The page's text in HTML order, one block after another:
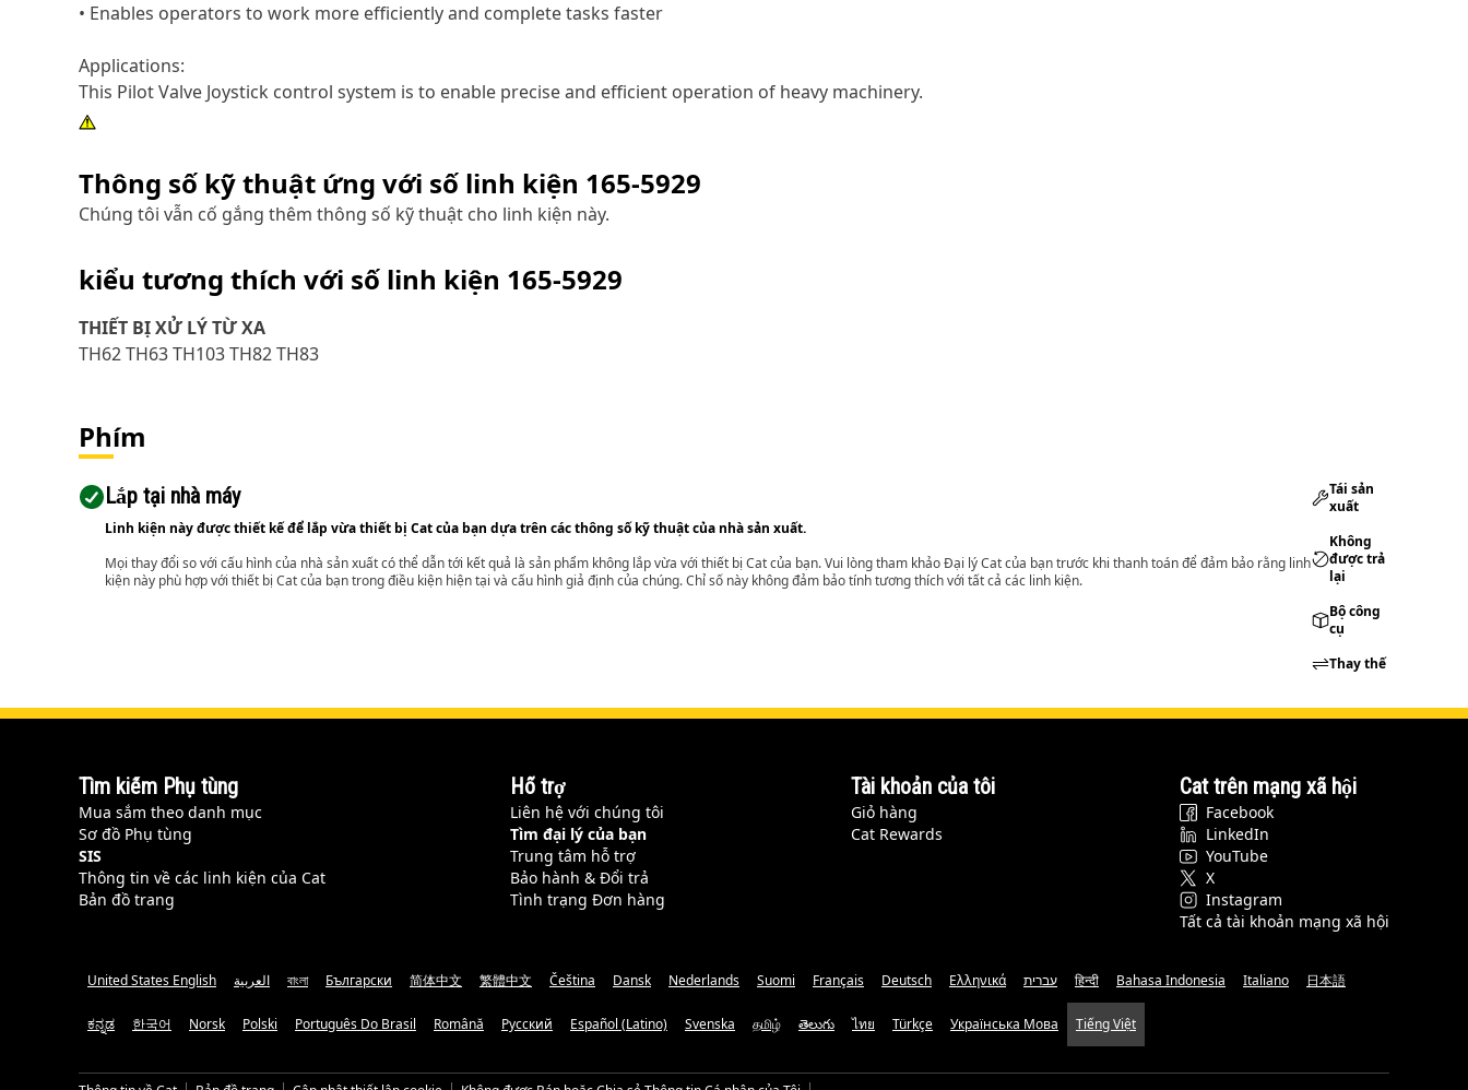
• Enables operators to work more efficiently and complete tasks faster
Applications:
This Pilot Valve Joystick control system is to enable precise and efficient operation of heavy machinery.
Thông số kỹ thuật ứng với số linh kiện 165-5929
Chúng tôi vẫn cố gắng thêm thông số kỹ thuật cho linh kiện này.
kiểu tương thích với số linh kiện 165-5929
THIẾT BỊ XỬ LÝ TỪ XA
TH62 TH63 TH103 TH82 TH83
Phím
Lắp tại nhà máy
Linh kiện này được thiết kế để lắp vừa thiết bị Cat của bạn dựa trên các thông số kỹ thuật của nhà sản xuất.
Mọi thay đổi so với cấu hình của nhà sản xuất có thể dẫn tới kết quả là sản phẩm không lắp vừa với thiết bị Cat của bạn. Vui lòng tham khảo Đại lý Cat của bạn trước khi thanh toán để đảm bảo rằng linh
kiện này phù hợp với thiết bị Cat của bạn trong điều kiện hiện tại và cấu hình giả định của chúng. Chỉ số này không đảm bảo tính tương thích với tất cả các linh kiện.
Tái sản
xuất
Không
được trả
lại
Bộ công
cụ
Thay thế
Tìm kiếm Phụ tùng
Mua sắm theo danh mục
Sơ đồ Phụ tùng
SIS
Thông tin về các linh kiện của Cat
Bản đồ trang
Hỗ trợ
Liên hệ với chúng tôi
Tìm đại lý của bạn
Trung tâm hỗ trợ
Bảo hành & Đổi trả
Tình trạng Đơn hàng
Tài khoản của tôi
Giỏ hàng
Cat Rewards
Cat trên mạng xã hội
Facebook
LinkedIn
YouTube
X
Instagram
Tất cả tài khoản mạng xã hội
United States English العربية বাংলা Български 简体中文 繁體中文 Čeština Dansk Nederlands Suomi Français Deutsch Ελληνικά עברית हिन्दी Bahasa Indonesia Italiano 日本語
ಕನ್ನಡ 한국어 Norsk Polski Português Do Brasil Română Русский Español (Latino) Svenska தமிழ் తెలుగు ไทย Türkçe Українська Мова Tiếng Việt